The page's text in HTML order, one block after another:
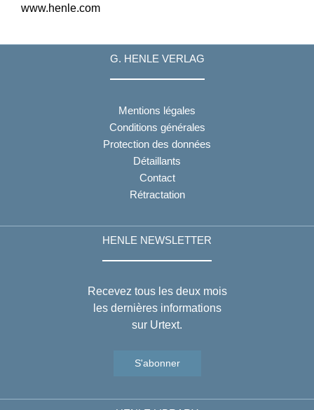
www.henle.com
G. HENLE VERLAG
Mentions légales
Conditions générales
Protection des données
Détaillants
Contact
Rétractation
HENLE NEWSLETTER
Recevez tous les deux mois
les dernières informations
sur Urtext.
S'abonner